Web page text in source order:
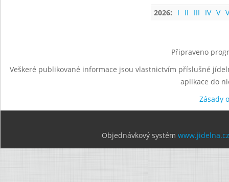
2026:
I II III IV V
Připraveno
Veškeré publikované informace jsou vlastnictvím příslušné
aplikace do
Zásady
Objednávkový systém www.jidelna.cz